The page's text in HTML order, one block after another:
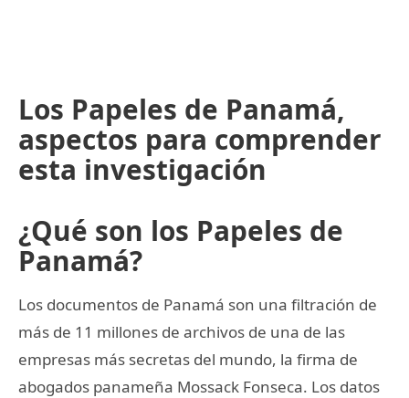
Los Papeles de Panamá,
aspectos para comprender
esta investigación
¿Qué son los Papeles de
Panamá?
Los documentos de Panamá son una filtración de
más de 11 millones de archivos de una de las
empresas más secretas del mundo, la firma de
abogados panameña Mossack Fonseca. Los datos